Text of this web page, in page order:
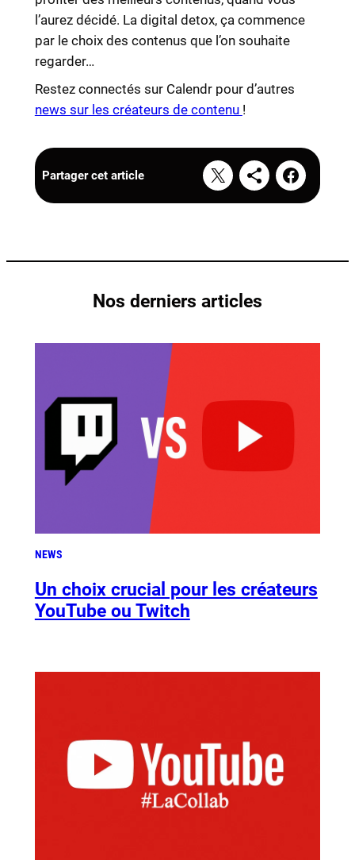
l’aurez décidé. La digital detox, ça commence
par le choix des contenus que l’on souhaite
regarder…
Restez connectés sur Calendr pour d’autres
news sur les créateurs de contenu !
Partager cet article
Nos derniers articles
NEWS
Un choix crucial pour les créateurs
YouTube ou Twitch